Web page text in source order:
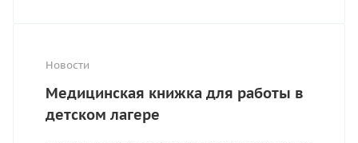
Новости
Медицинская книжка для работы в
детском лагере